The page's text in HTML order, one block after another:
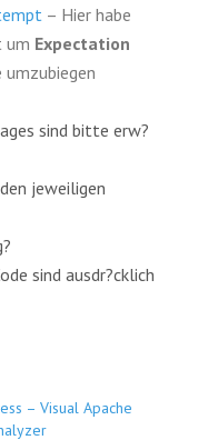
– Hier habe
um Expectation
sind bitte erw?
jeweiligen
sind ausdr?cklich
– Visual Apache